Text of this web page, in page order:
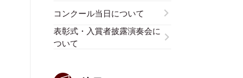
コンクール当日について
表彰式・入賞者披露演奏会に
ついて